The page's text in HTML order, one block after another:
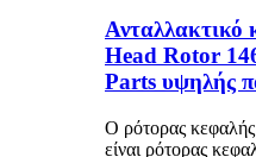
Ανταλλακτικό
Head Rotor
Parts υψηλής
Ο ρότορας κεφαλής
είναι ρότορας